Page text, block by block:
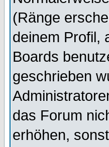
(Ränge
deinem Profil,
Boards
geschrieben
das Forum
erhöhen,